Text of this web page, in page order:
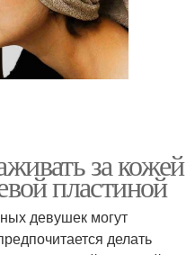
за кожей
пластиной
девушек могут
делать